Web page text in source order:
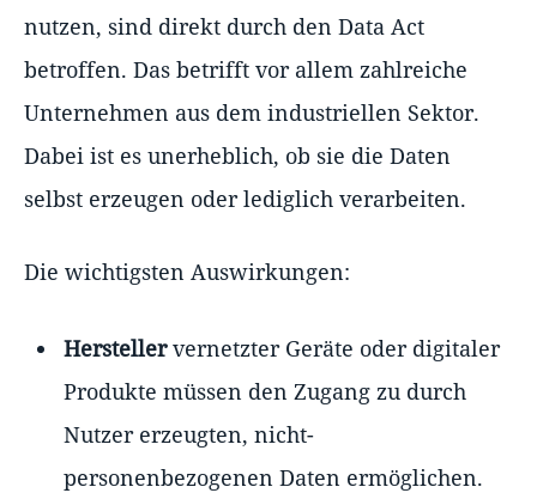
nutzen, sind direkt durch den Data Act
betroffen. Das betrifft vor allem zahlreiche
Unternehmen aus dem industriellen Sektor.
Dabei ist es unerheblich, ob sie die Daten
selbst erzeugen oder lediglich verarbeiten.
Die wichtigsten Auswirkungen:
Herstellervernetzter Geräte oder digitaler
Produkte müssen den Zugang zu durch
Nutzer erzeugten, nicht-
personenbezogenen Daten ermöglichen.